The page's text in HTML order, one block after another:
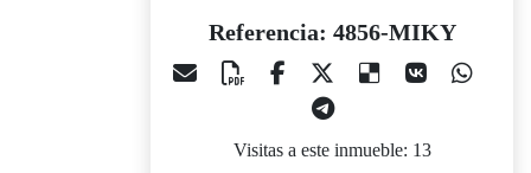
Referencia: 4856-MIKY
Visitas a este inmueble: 13